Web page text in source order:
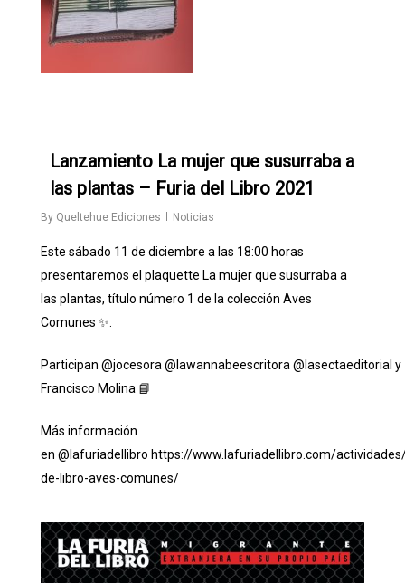
Lanzamiento La mujer que susurraba a
las plantas – Furia del Libro 2021
By Queltehue Ediciones Noticias
Este sábado 11 de diciembre a las 18:00 horas
presentaremos el plaquette La mujer que susurraba a
las plantas, título número 1 de la colección Aves
Comunes ✨.
Participan @jocesora @lawannabeescritora @lasectaeditorial y
Francisco Molina 📘
Más información
en @lafuriadellibro https://www.lafuriadellibro.com/
de-libro-aves-comunes/